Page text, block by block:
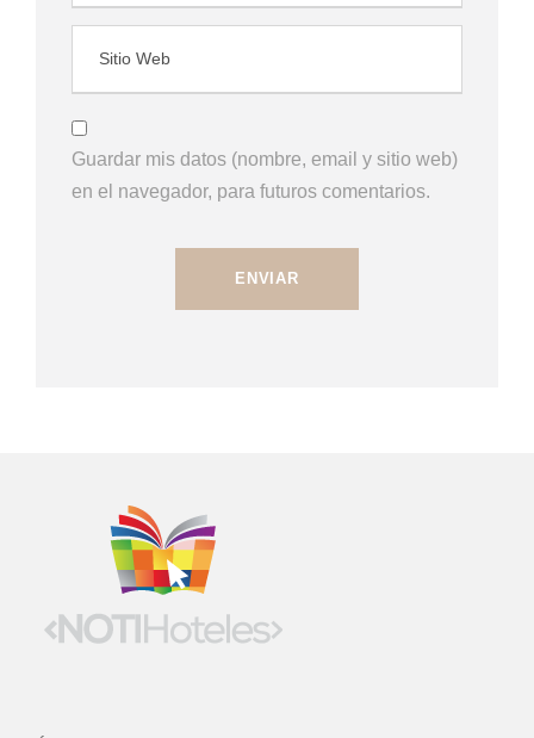
Guardar mis datos (nombre, email y sitio web)
en el navegador, para futuros comentarios.